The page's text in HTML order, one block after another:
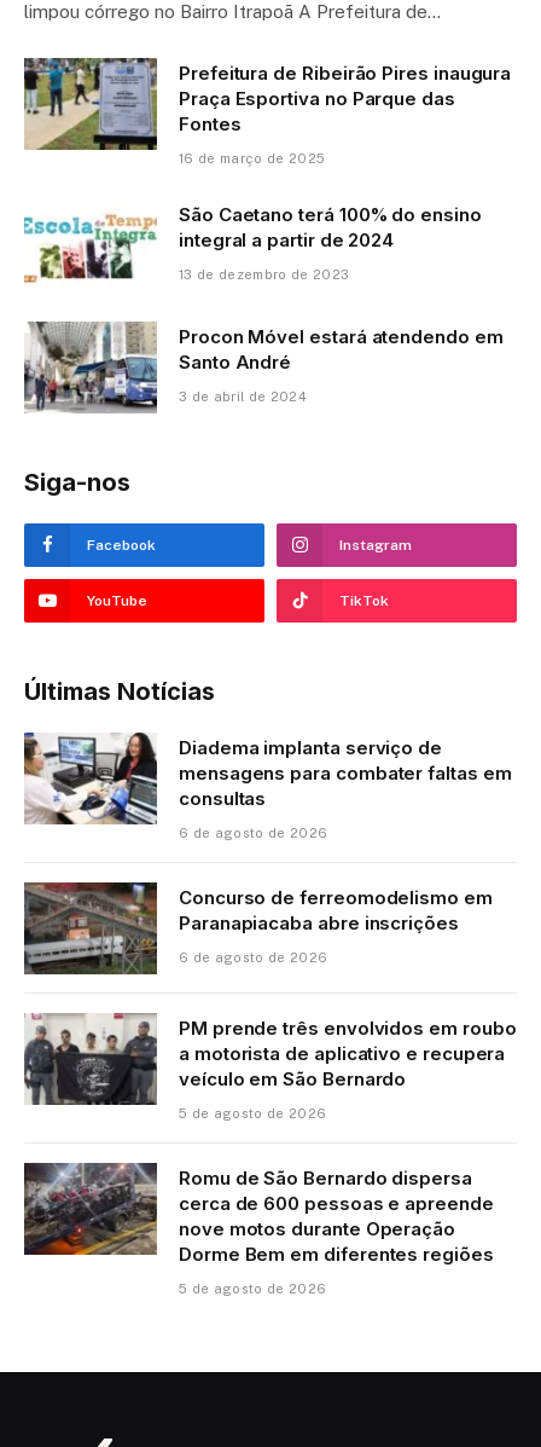
limpou córrego no Bairro Itrapoã A Prefeitura de…
Prefeitura de Ribeirão Pires inaugura
Praça Esportiva no Parque das
Fontes
16 de março de 2025
São Caetano terá 100% do ensino
integral a partir de 2024
13 de dezembro de 2023
Procon Móvel estará atendendo em
Santo André
3 de abril de 2024
Siga-nos
Facebook Instagram
YouTube TikTok
Últimas Notícias
Diadema implanta serviço de
mensagens para combater faltas em
consultas
6 de agosto de 2026
Concurso de ferreomodelismo em
Paranapiacaba abre inscrições
6 de agosto de 2026
PM prende três envolvidos em roubo
a motorista de aplicativo e recupera
veículo em São Bernardo
5 de agosto de 2026
Romu de São Bernardo dispersa
cerca de 600 pessoas e apreende
nove motos durante Operação
Dorme Bem em diferentes regiões
5 de agosto de 2026